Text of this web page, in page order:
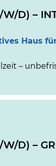
D) –
Haus
–
W/D) –